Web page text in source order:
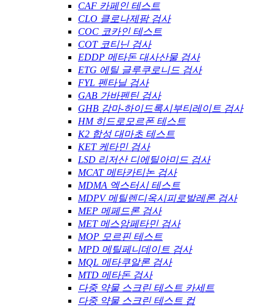
CAF 카페인 테스트
CLO 클로나제팜 검사
COC 코카인 테스트
COT 코티닌 검사
EDDP 메타돈 대사산물 검사
ETG 에틸 글루쿠로니드 검사
FYL 펜타닐 검사
GAB 가바펜틴 검사
GHB 감마-하이드록시부티레이트 검사
HM 히드로모르폰 테스트
K2 합성 대마초 테스트
KET 케타민 검사
LSD 리저산 디에틸아미드 검사
MCAT 메타카티논 검사
MDMA 엑스터시 테스트
MDPV 메틸렌디옥시피로발레론 검사
MEP 메페드론 검사
MET 메스암페타민 검사
MOP 모르핀 테스트
MPD 메틸페니데이트 검사
MQL 메타쿠알론 검사
MTD 메타돈 검사
다중 약물 스크린 테스트 카세트
다중 약물 스크린 테스트 컵